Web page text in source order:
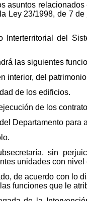
asuntos
Ley 23/1998, de 7
Interterritorial del
las siguientes
interior, del
de los edificios.
de los
Departamento para
sin
unidades con
de acuerdo con lo
funciones que le